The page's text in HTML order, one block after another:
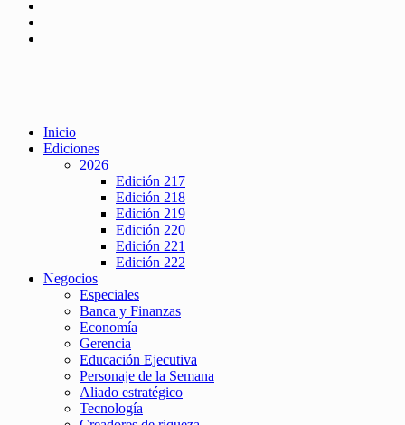
Inicio
Ediciones
2026
Edición 217
Edición 218
Edición 219
Edición 220
Edición 221
Edición 222
Negocios
Especiales
Banca y Finanzas
Economía
Gerencia
Educación Ejecutiva
Personaje de la Semana
Aliado estratégico
Tecnología